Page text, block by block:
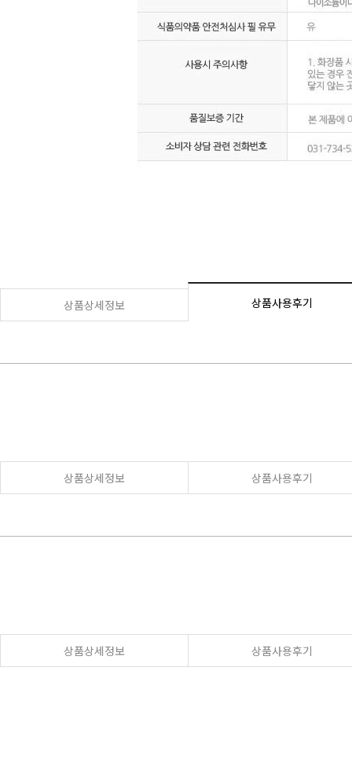
상품상세정보 상품사용후기
상품상세정보 상품사용후기
상품상세정보 상품사용후기